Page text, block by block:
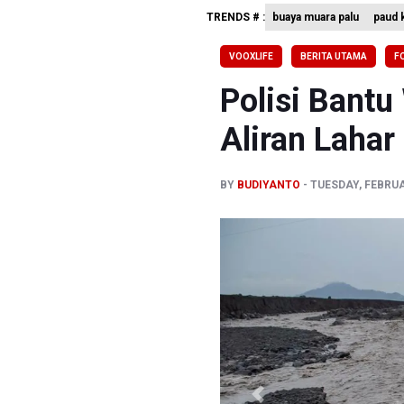
TRENDS # : buaya muara palu paud
VOOXLIFE BERITA UTAMA
Polisi Bantu
Aliran Lahar
BY BUDIYANTO TUESDAY,